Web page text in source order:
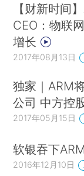
【财新时间
CEO：物联
增长
2017年08月13日
独家｜ARM
公司 中方控
2017年05月15日
软银吞下ARM
2016年12月10日